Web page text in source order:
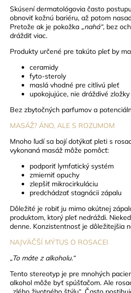
Skúsení dermatológovia často
obnoviť kožnú bariéru, až potom
Pretože ak je pokožka „nahá“, bez
dráždiť viac.
Produkty určené pre takúto pleť by
ceramidy
fyto-steroly
maslá vhodné pre citlivú pleť
upokojujúce, nie dráždivé zložky
Bez zbytočných parfumov a
MASÁŽ? ÁNO, ALE S ROZUMOM
Mnoho ľudí sa bojí dotýkať pleti s
vykonaná masáž môže pomôcť:
podporiť lymfatický systém
zmierniť opuchy
zlepšiť mikrocirkuláciu
predchádzať stagnácii zápalu
Dôležité je robiť ju mimo akútnej
produktom, ktorý pleť nedráždi.
denne. Konzistentnosť je dôležitejšia
NAJVÄČŠÍ MÝTUS O ROSACEI
„To máte z alkoholu.“
Tento stereotyp je pre mnohých
alkohol môže byť spúšťačom. Ale